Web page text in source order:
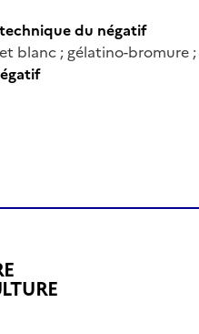
du négatif
blanc ; gélatino-bromure